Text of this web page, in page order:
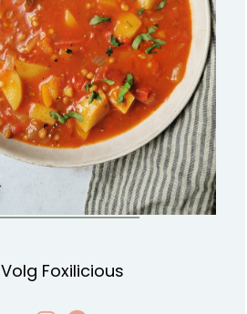
Volg Foxilicious